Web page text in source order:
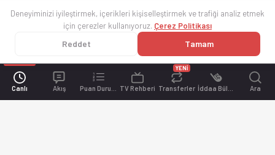
Canlı Akış TV Rehberi Transferler
YENİ
Ara
Deneyiminizi iyileştirmek, içerikleri kişiselleştirmek ve trafiği analiz etmek
için çerezler kullanıyoruz. Çerez Politikası
Reddet Tamam